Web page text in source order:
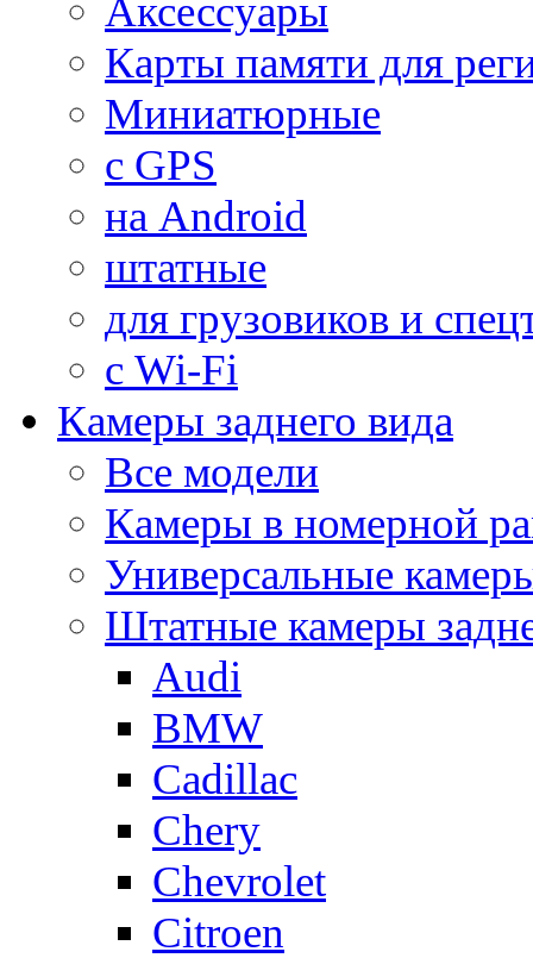
Аксессуары
Карты памяти для
Миниатюрные
с GPS
на Android
штатные
для грузовиков и
с Wi-Fi
Камеры заднего вида
Все модели
Камеры в номерной
Универсальные
Штатные камеры
Audi
BMW
Cadillac
Chery
Chevrolet
Citroen